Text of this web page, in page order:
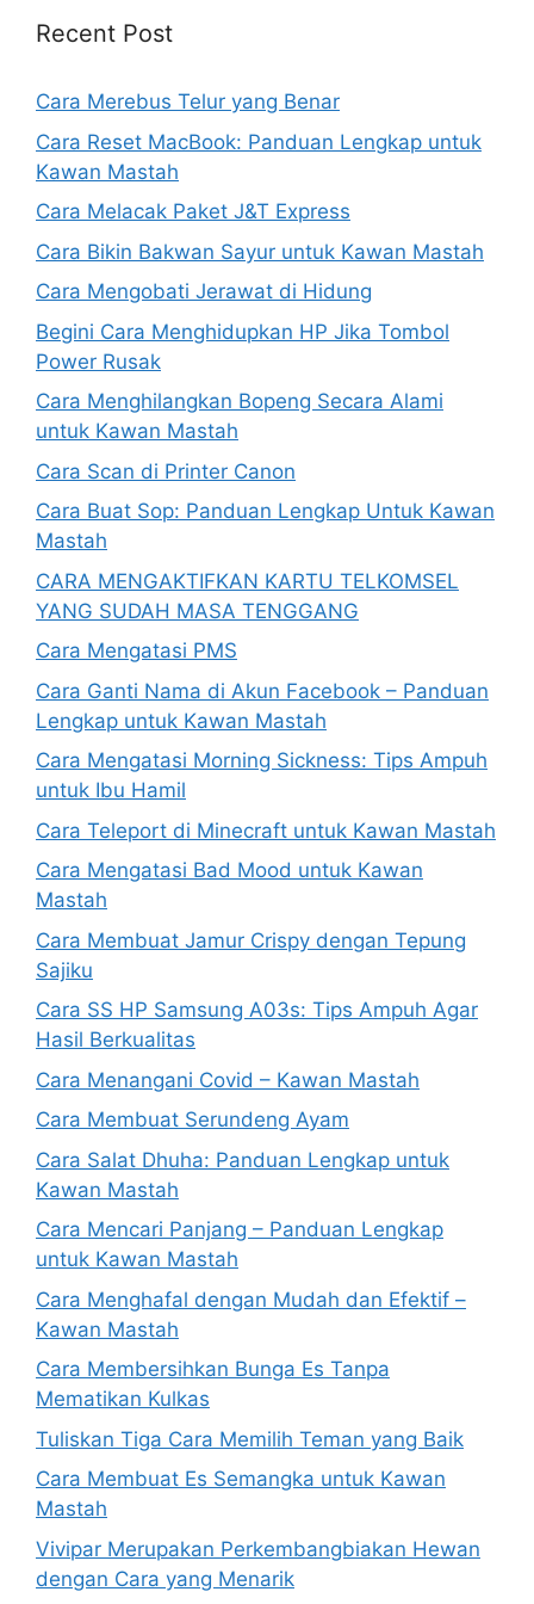
Recent Post
Cara Merebus Telur yang Benar
Cara Reset MacBook: Panduan Lengkap untuk
Kawan Mastah
Cara Melacak Paket J&T Express
Cara Bikin Bakwan Sayur untuk Kawan Mastah
Cara Mengobati Jerawat di Hidung
Begini Cara Menghidupkan HP Jika Tombol
Power Rusak
Cara Menghilangkan Bopeng Secara Alami
untuk Kawan Mastah
Cara Scan di Printer Canon
Cara Buat Sop: Panduan Lengkap Untuk Kawan
Mastah
CARA MENGAKTIFKAN KARTU TELKOMSEL
YANG SUDAH MASA TENGGANG
Cara Mengatasi PMS
Cara Ganti Nama di Akun Facebook – Panduan
Lengkap untuk Kawan Mastah
Cara Mengatasi Morning Sickness: Tips Ampuh
untuk Ibu Hamil
Cara Teleport di Minecraft untuk Kawan Mastah
Cara Mengatasi Bad Mood untuk Kawan
Mastah
Cara Membuat Jamur Crispy dengan Tepung
Sajiku
Cara SS HP Samsung A03s: Tips Ampuh Agar
Hasil Berkualitas
Cara Menangani Covid – Kawan Mastah
Cara Membuat Serundeng Ayam
Cara Salat Dhuha: Panduan Lengkap untuk
Kawan Mastah
Cara Mencari Panjang – Panduan Lengkap
untuk Kawan Mastah
Cara Menghafal dengan Mudah dan Efektif –
Kawan Mastah
Cara Membersihkan Bunga Es Tanpa
Mematikan Kulkas
Tuliskan Tiga Cara Memilih Teman yang Baik
Cara Membuat Es Semangka untuk Kawan
Mastah
Vivipar Merupakan Perkembangbiakan Hewan
dengan Cara yang Menarik